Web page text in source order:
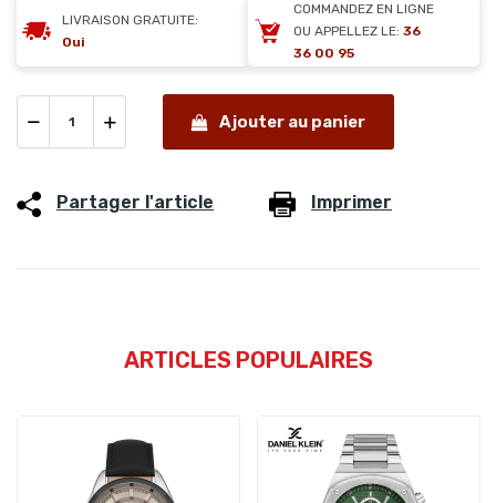
LIVRAISON GRATUITE:
Oui
COMMANDEZ EN LIGNE
OU APPELLEZ LE: 36
36 00 95
Ajouter au panier
Partager l'article Imprimer
ARTICLES POPULAIRES